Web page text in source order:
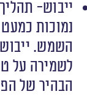
ייבוש-
נמוכות
השמש.
לשמירה על
הבהיר של